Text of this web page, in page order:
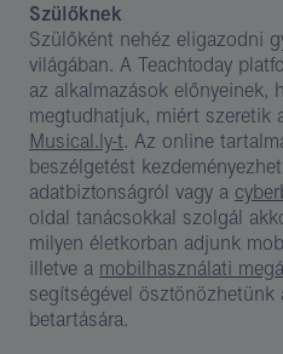
Szülőknek
Szülőként nehéz eligazodni
világában. A Teachtoday
az alkalmazások előnyeinek,
megtudhatjuk, miért szeretik
Musical.ly-t. Az online
beszélgetést
adatbiztonságról vagy a
oldal tanácsokkal szolgál
milyen életkorban adjunk
illetve a mobilhasználati
segítségével ösztönözhetünk
betartására.